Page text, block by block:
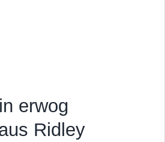
erwog
Ridley